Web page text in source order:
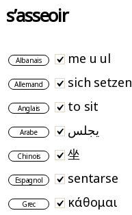
s’asseoir
Albanais me u ul
Allemand sich setzen
Anglais to sit
Arabe يجلس
Chinois 坐
Espagnol sentarse
Grec κάθομαι